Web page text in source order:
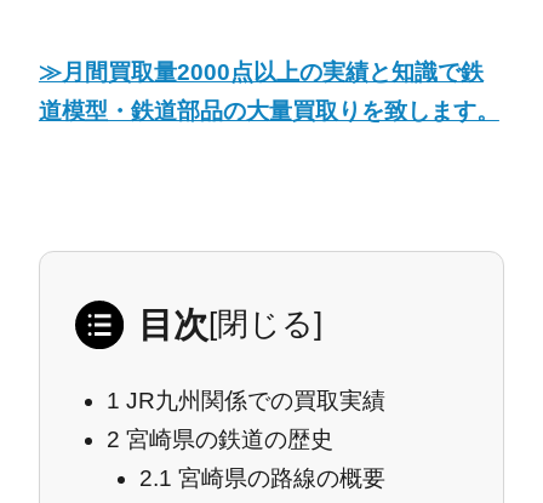
≫月間買取量2000点以上の実績と知識で鉄
道模型・鉄道部品の大量買取りを致します。
目次[閉じる]
1 JR九州関係での買取実績
2 宮崎県の鉄道の歴史
2.1 宮崎県の路線の概要